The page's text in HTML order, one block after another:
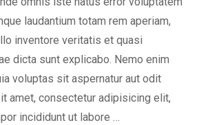
laudantium totam rem aperiam,
inventore veritatis et quasi
dicta sunt explicabo. Nemo enim
voluptas sit aspernatur aut odit
amet, consectetur adipisicing elit,
incididunt ut labore …